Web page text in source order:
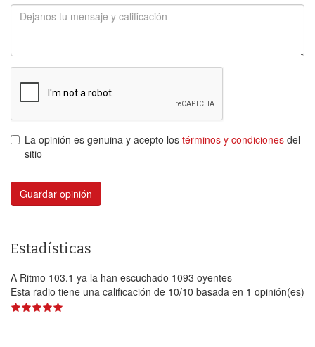
La opinión es genuina y acepto los términos y condiciones del
sitio
Guardar opinión
Estadísticas
A Ritmo 103.1 ya la han escuchado 1093 oyentes
Esta radio tiene una calificación de 10/10 basada en 1 opinión(es)